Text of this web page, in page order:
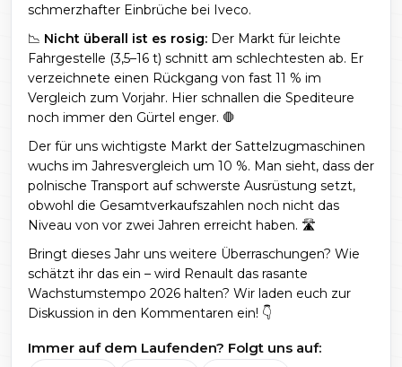
schmerzhafter Einbrüche bei Iveco.
📉 Nicht überall ist es rosig: Der Markt für leichte
Fahrgestelle (3,5–16 t) schnitt am schlechtesten ab. Er
verzeichnete einen Rückgang von fast 11 % im
Vergleich zum Vorjahr. Hier schnallen die Spediteure
noch immer den Gürtel enger. 🛑
Der für uns wichtigste Markt der Sattelzugmaschinen
wuchs im Jahresvergleich um 10 %. Man sieht, dass der
polnische Transport auf schwerste Ausrüstung setzt,
obwohl die Gesamtverkaufszahlen noch nicht das
Niveau von vor zwei Jahren erreicht haben. 🛣️
Bringt dieses Jahr uns weitere Überraschungen? Wie
schätzt ihr das ein – wird Renault das rasante
Wachstumstempo 2026 halten? Wir laden euch zur
Diskussion in den Kommentaren ein! 👇
Immer auf dem Laufenden? Folgt uns auf: